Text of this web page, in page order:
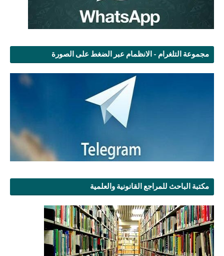
مجموعة التلغرام - الانظمام عبر الضغط على الصورة
مكتبة الباحث للمراجع القانونية والعلمية